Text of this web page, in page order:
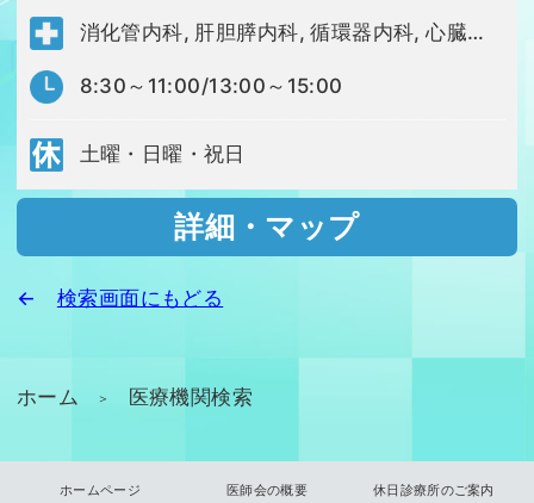
消化管内科, 肝胆膵内科, 循環器内科, 心臓血管外科, 糖尿病・内分泌内科, 高血圧・腎臓内科, 呼吸器内科, 呼吸器外科, 脳血管内科, 脳神経外科, 脳神経内科, ガンマナイフセンター, 整形外科, スポーツ整形外科, ペインクリニック科, リハビリテーション科, 腫瘍内科, 外科, 血液内科, 泌尿器科, 乳腺外科, 形成外科, 産婦人科, 小児科, リウマチ膠原病科, 皮膚科, 眼科, 耳鼻咽喉科・頭頸部外科, 救急科, 総合診療科, 国際診療科, 感染症内科, 精神神経科, 心療内科, 緩和ケア科, 歯科口腔外科, 放射線科, 麻酔科, 集中治療科, 予防医学センター, 病理診断科
8:30～11:00/13:00～15:00
土曜・日曜・祝日
詳細・マップ
← 検索画面にもどる
ホーム ＞ 医療機関検索
ホームページ 医師会の概要 休日診療所のご案内